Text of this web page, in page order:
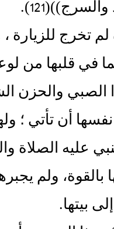
تخرج للزيارة ،
في قلبها من
الصبي والحزن
أن تأتي ؛
عليه الصلاة
بالقوة، ولم
بيتها.